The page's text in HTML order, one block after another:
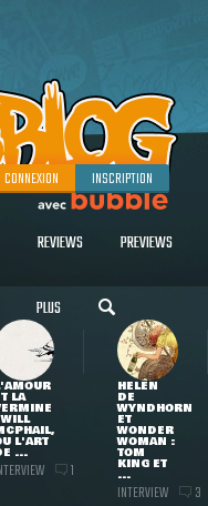
CONNEXION INSCRIPTION
REVIEWS PREVIEWS
PLUS
LA
L'ART
...
1
HELEN
DE
WYNDHORN
ET
WONDER
WOMAN :
TOM
KING ET
...
INTERVIEW 3